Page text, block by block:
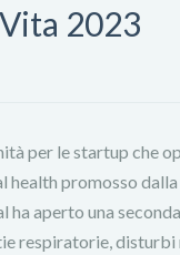
2023
per le startup che
health promosso
ha aperto una
respiratorie, disturbi